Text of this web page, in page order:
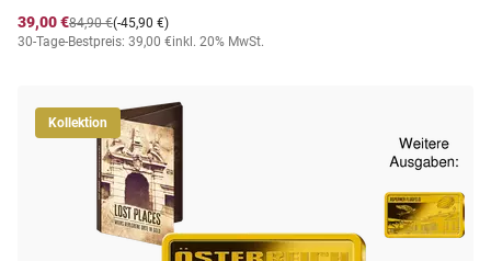
39,00 €
(-45,90 €)
84,90 €
30-Tage-Bestpreis: 39,00 €inkl. 20% MwSt.
Kollektion